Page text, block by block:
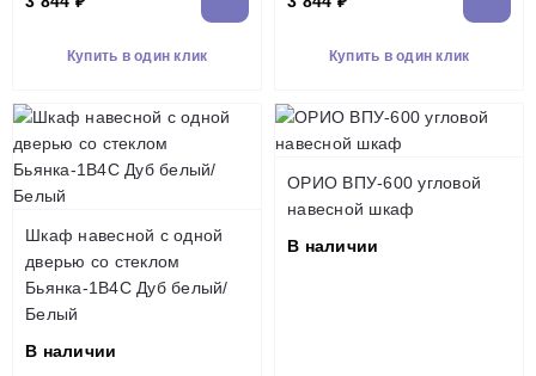
Купить в один клик Купить в один клик
Шкаф навесной c одной
дверью со стеклом
Бьянка-1В4С Дуб белый/
Белый
В наличии
ОРИО ВПУ-600 угловой
навесной шкаф
В наличии